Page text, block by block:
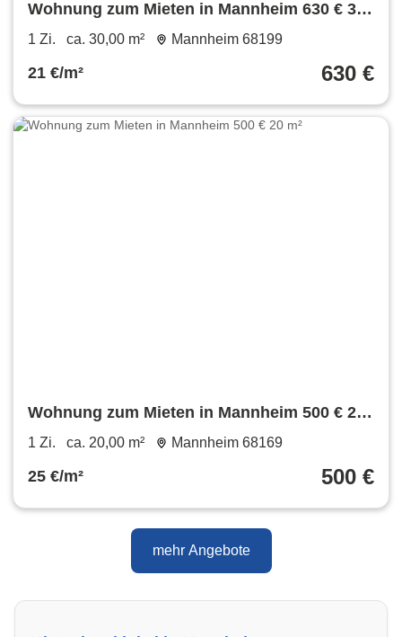
Wohnung zum Mieten in Mannheim 630 € 30
m²
1 Zi. ca. 30,00 m² Mannheim 68199
21 €/m² 630 €
Wohnung zum Mieten in Mannheim 500 € 20
m²
1 Zi. ca. 20,00 m² Mannheim 68169
25 €/m² 500 €
mehr Angebote